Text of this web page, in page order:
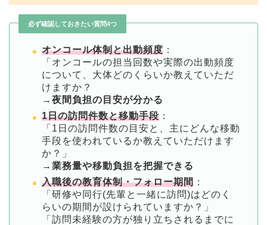
必ず確認しておきたい質問4つ
オンコール体制と出動頻度 ：
「オンコールの担当回数や実際の出動頻度
について、大体どのくらいか教えていただ
けますか？
→夜間負担の目安が分かる
1日の訪問件数と移動手段 ：
「1日の訪問件数の目安と、主にどんな移動
手段を使われているか教えていただけます
か？」
→業務量や移動負担を把握できる
入職後の教育体制・フォロー期間 ：
「研修や同行(先輩と一緒に訪問)はどのく
らいの期間が設けられていますか？」
「訪問未経験の方が独り立ちされるまでに